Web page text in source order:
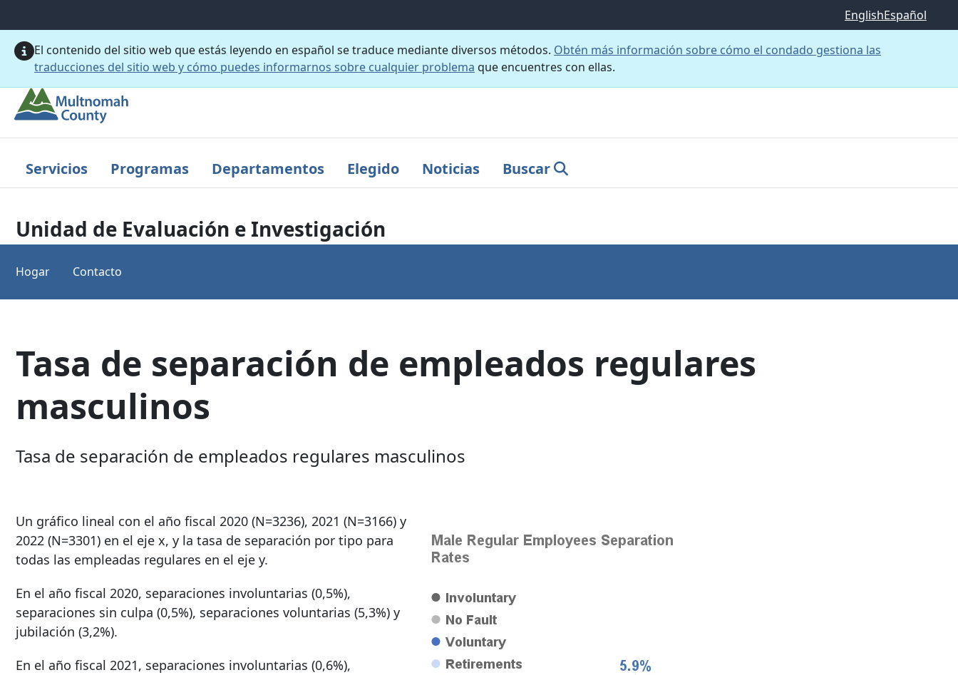
EnglishEspañol
El contenido del sitio web que estás leyendo en español se traduce mediante diversos métodos. Obtén más información sobre cómo el condado gestiona las
traducciones del sitio web y cómo puedes informarnos sobre cualquier problema que encuentres con ellas.
Servicios Programas Departamentos Elegido Noticias Buscar
Unidad de Evaluación e Investigación
Hogar Contacto
Tasa de separación de empleados regulares
masculinos
Tasa de separación de empleados regulares masculinos
Un gráfico lineal con el año fiscal 2020 (N=3236), 2021 (N=3166) y
2022 (N=3301) en el eje x, y la tasa de separación por tipo para
todas las empleadas regulares en el eje y.
En el año fiscal 2020, separaciones involuntarias (0,5%),
separaciones sin culpa (0,5%), separaciones voluntarias (5,3%) y
jubilación (3,2%).
En el año fiscal 2021, separaciones involuntarias (0,6%),